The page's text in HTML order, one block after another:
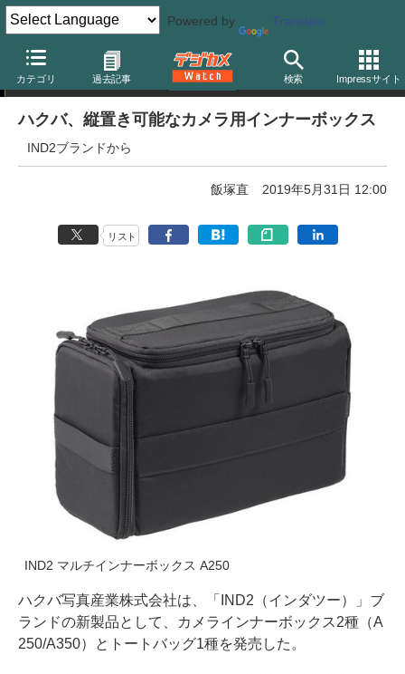
Powered by Translate
カテゴリ 過去記事 検索 Impressサイト
ニュース
ハクバ、縦置き可能なカメラ用インナーボックス
IND2ブランドから
飯塚直 2019年5月31日 12:00
リスト
IND2 マルチインナーボックス A250
ハクバ写真産業株式会社は、「IND2（インダツー）」ブ
ランドの新製品として、カメラインナーボックス2種（A
250/A350）とトートバッグ1種を発売した。